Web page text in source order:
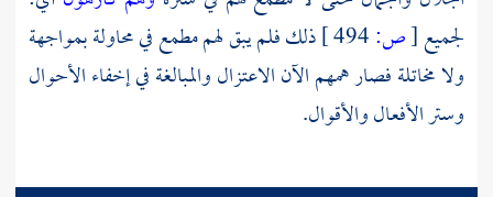
لجميع[ص:
ذلك فلم يبق لهم مطمع في محاولة بمواجهة
ولا مخاتلة فصار همهم الآن الاعتزال والمبالغة في إخفاء الأحوال
وستر الأفعال والأقوال.